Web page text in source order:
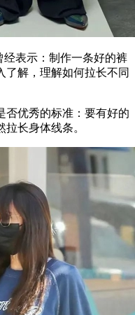
表示：制作一条好的裤
了解，理解如何拉长不同
优秀的标准：要有好的
长身体线条。